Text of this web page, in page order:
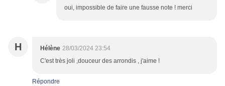
oui, impossible de faire une fausse note ! merci
H Hélène 28/03/2024 23:54
C'est très joli ,douceur des arrondis , j'aime !
Répondre